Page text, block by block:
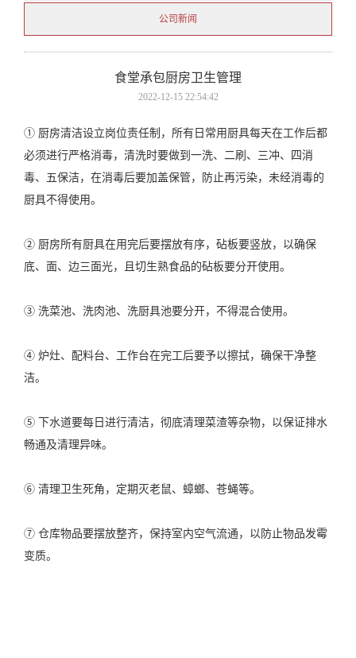
公司新闻
食堂承包厨房卫生管理
2022-12-15 22:54:42
① 厨房清洁设立岗位责任制，所有日常用厨具每天在工作后都
必须进行严格消毒，清洗时要做到一洗、二刷、三冲、四消
毒、五保洁，在消毒后要加盖保管，防止再污染，未经消毒的
厨具不得使用。
② 厨房所有厨具在用完后要摆放有序，砧板要竖放，以确保
底、面、边三面光，且切生熟食品的砧板要分开使用。
③ 洗菜池、洗肉池、洗厨具池要分开，不得混合使用。
④ 炉灶、配料台、工作台在完工后要予以擦拭，确保干净整
洁。
⑤ 下水道要每日进行清洁，彻底清理菜渣等杂物，以保证排水
畅通及清理异味。
⑥ 清理卫生死角，定期灭老鼠、蟑螂、苍蝇等。
⑦ 仓库物品要摆放整齐，保持室内空气流通，以防止物品发霉
变质。